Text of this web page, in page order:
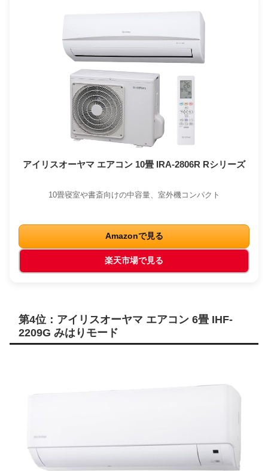
アイリスオーヤマ エアコン 10畳 IRA-2806R Rシリーズ
10畳寝室や書斎向けの中容量、室外機コンパクト
Amazonで見る
楽天市場で見る
第4位：アイリスオーヤマ エアコン 6畳 IHF-
2209G みはりモード